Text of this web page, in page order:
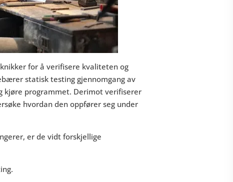
for å verifisere kvaliteten og
statisk testing gjennomgang av
kjøre programmet. Derimot verifiserer
hvordan den oppfører seg under
er de vidt forskjellige